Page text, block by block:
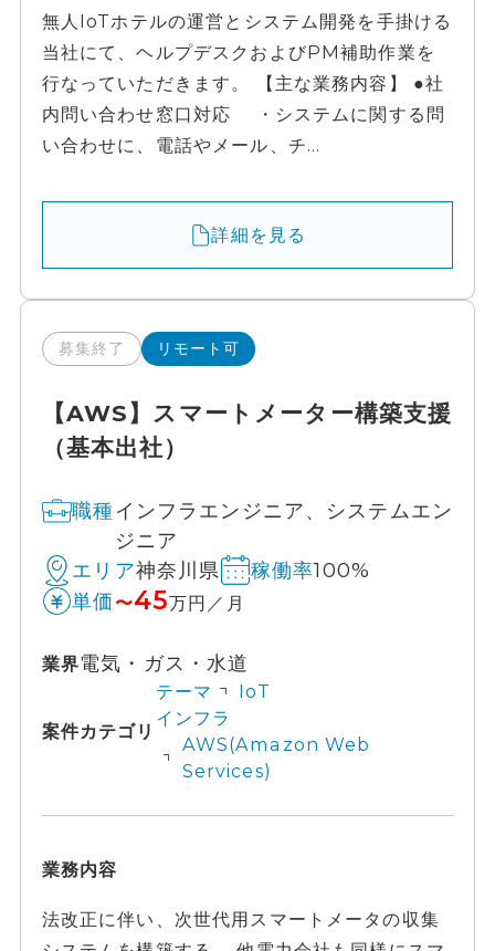
無人IoTホテルの運営とシステム開発を手掛ける
当社にて、ヘルプデスクおよびPM補助作業を
行なっていただきます。 【主な業務内容】 ●社
内問い合わせ窓口対応 ・システムに関する問
い合わせに、電話やメール、チ...
詳細を見る
募集終了 リモート可
【AWS】スマートメーター構築支援
（基本出社）
職種インフラエンジニア、システムエン
ジニア
エリア神奈川県 稼働率100%
単価 〜45万円／月
業界電気・ガス・水道
案件カテゴリ
テーマ
IoT
インフラ
AWS(Amazon Web
Services)
業務内容
法改正に伴い、次世代用スマートメータの収集